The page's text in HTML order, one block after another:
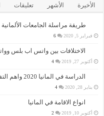
الأخيرة الأشهر تعليقات
طريقة مراسلة الجامعات الألمانية
فبراير 5, 2020 6
الاختلافات بين واتس اب بلس
أكتوبر 27, 2019 4
الدراسة في المانيا 2020 واهم التفاصيل عنها
يناير 28, 2020 4
انواع الاقامة في المانيا
أكتوبر 10, 2019 2